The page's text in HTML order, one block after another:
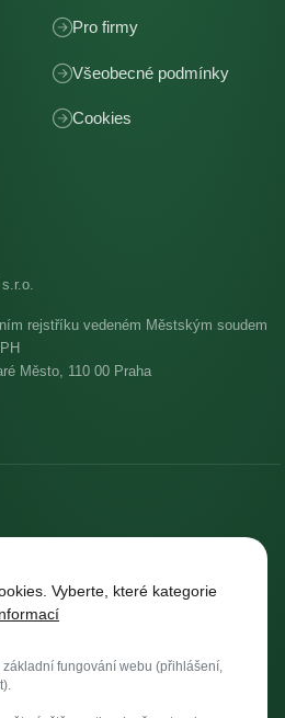
Pro firmy
Všeobecné podmínky
Cookies
rejstříku vedeném Městským soudem
Město, 110 00 Praha
budov
vozíků
a pomocníci
tahačů a speciálních vozidel
Platy podle profese →
Vyberte, které kategorie
fungování webu (přihlášení,